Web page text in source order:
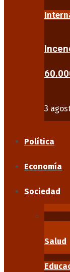
3
Política
Economía
Sociedad
Salud